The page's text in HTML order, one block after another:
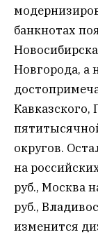
банкнотах
Новгорода, а
Кавказского,
округов.
на
руб., Москва
руб.,
изменится